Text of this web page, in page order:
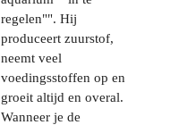
regelen"". Hij
produceert zuurstof,
neemt veel
voedingsstoffen op en
groeit altijd en overal.
Wanneer je de